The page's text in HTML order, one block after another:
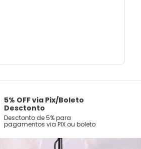
5% OFF via Pix/Boleto
Desctonto
Desctonto de 5% para
pagamentos via PIX ou boleto